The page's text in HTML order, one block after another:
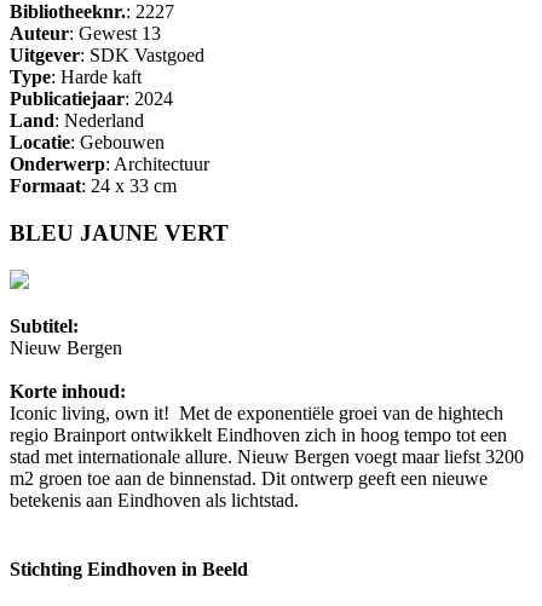
Bibliotheeknr.: 2227
Auteur: Gewest 13
Uitgever: SDK Vastgoed
Type: Harde kaft
Publicatiejaar: 2024
Land: Nederland
Locatie: Gebouwen
Onderwerp: Architectuur
Formaat: 24 x 33 cm
BLEU JAUNE VERT
Subtitel:
Nieuw Bergen
Korte inhoud:
Iconic living, own it! Met de exponentiële groei van de hightech
regio Brainport ontwikkelt Eindhoven zich in hoog tempo tot een
stad met internationale allure. Nieuw Bergen voegt maar liefst 3200
m2 groen toe aan de binnenstad. Dit ontwerp geeft een nieuwe
betekenis aan Eindhoven als lichtstad.
Stichting Eindhoven in Beeld